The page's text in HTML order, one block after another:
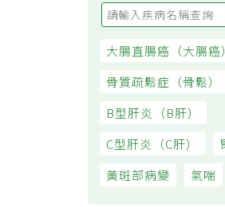
大腸直腸癌（大腸癌
骨質疏鬆症（骨鬆）
B型肝炎（B肝）
C型肝炎（C肝）
黃斑部病變
氣喘